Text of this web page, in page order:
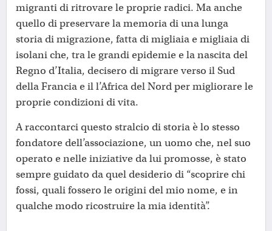
migranti di ritrovare le proprie radici. Ma anche
quello di preservare la memoria di una lunga
storia di migrazione, fatta di migliaia e migliaia di
isolani che, tra le grandi epidemie e la nascita del
Regno d’Italia, decisero di migrare verso il Sud
della Francia e il l’Africa del Nord per migliorare le
proprie condizioni di vita.
A raccontarci questo stralcio di storia è lo stesso
fondatore dell’associazione, un uomo che, nel suo
operato e nelle iniziative da lui promosse, è stato
sempre guidato da quel desiderio di “scoprire chi
fossi, quali fossero le origini del mio nome, e in
qualche modo ricostruire la mia identità”.